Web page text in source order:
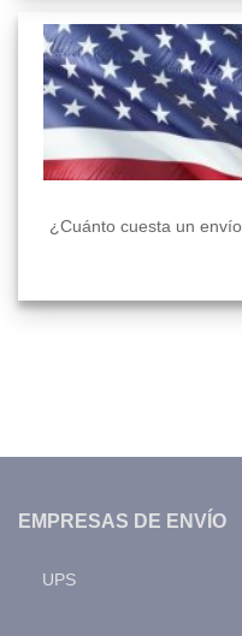
¿Cuánto cuesta un
EMPRESAS DE ENVÍO
UPS